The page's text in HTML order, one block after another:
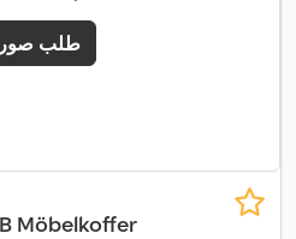
طلب صور
Möbelkoffer